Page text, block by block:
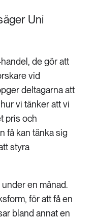
Uni
de gör att
vid
deltagarna att
vi tänker att vi
pris och
få kan tänka sig
styra
en månad.
för att få en
bland annat en